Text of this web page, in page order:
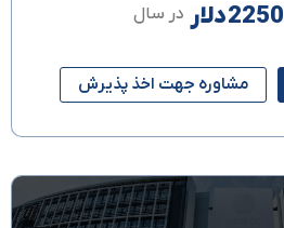
2250دلار در سال
مشاوره جهت اخذ پذیرش